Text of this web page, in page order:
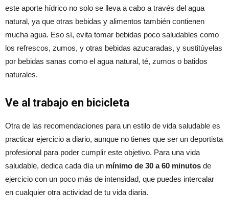
este aporte hídrico no solo se lleva a cabo a través del agua
natural, ya que otras bebidas y alimentos también contienen
mucha agua. Eso sí, evita tomar bebidas poco saludables como
los refrescos, zumos, y otras bebidas azucaradas, y sustitúyelas
por bebidas sanas como el agua natural, té, zumos o batidos
naturales.
Ve al trabajo en bicicleta
Otra de las recomendaciones para un estilo de vida saludable es
practicar ejercicio a diario, aunque no tienes que ser un deportista
profesional para poder cumplir este objetivo. Para una vida
saludable, dedica cada día un mínimo de 30 a 60 minutos de
ejercicio con un poco más de intensidad, que puedes intercalar
en cualquier otra actividad de tu vida diaria.